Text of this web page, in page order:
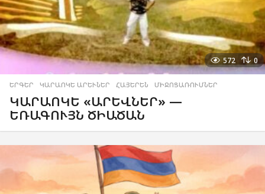
572 0
ԵՐԳԵՐ ,ԿԱՐԱՈԿԵ ԱՐԵՒՆԵՐ ,ՀԱՅԵՐԵՆ ,ՄԻՋՈՑԱՌՈՒՄՆԵՐ
ԿԱՐԱՈԿԵ «ԱՐԵՎՆԵՐ» —
ԵՌԱԳՈՒՅՆ ԾԻԱԾԱՆ